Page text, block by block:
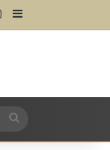
InstagramBarra Lateral
por